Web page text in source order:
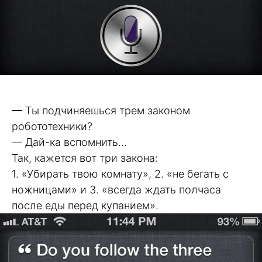
— Ты подчиняешься трем законом
робототехники?
— Дай-ка вспомнить…
Так, кажется вот три закона:
1. «Убирать твою комнату», 2. «не бегать с
ножницами» и 3. «всегда ждать полчаса
после еды перед купанием».